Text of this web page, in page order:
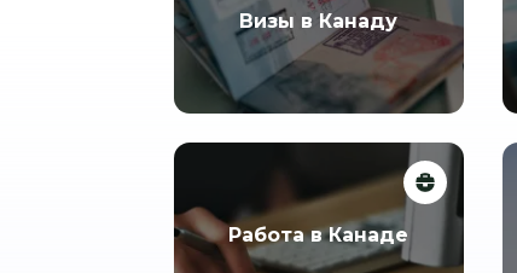
Визы в Канаду
Работа в Канаде